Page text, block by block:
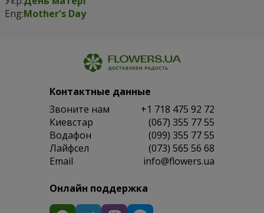
Eng:Mother's Day
Контактные данные
Звоните нам
+1 718 475 92 72
Киевстар
(067) 355 77 55
Водафон
(099) 355 77 55
Лайфсел
(073) 565 56 68
Email
info@flowers.ua
Онлайн поддержка